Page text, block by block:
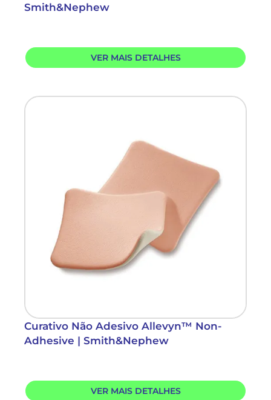
Smith&Nephew
VER MAIS DETALHES
Curativo Não Adesivo Allevyn™ Non-
Adhesive | Smith&Nephew
VER MAIS DETALHES